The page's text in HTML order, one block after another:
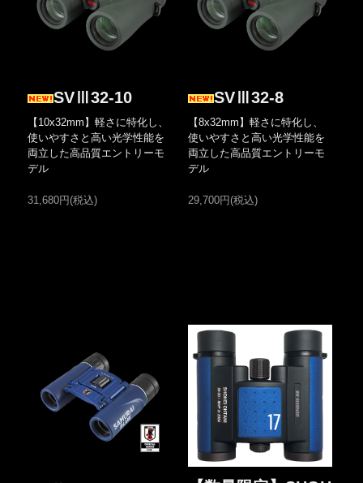
SVⅢ32-10
【10x32mm】軽さに特化し、
使いやすさと高い光学性能を
両立した高品質エントリーモ
デル
31,680円(税込)
SVⅢ32-8
【8x32mm】軽さに特化し、
使いやすさと高い光学性能を
両立した高品質エントリーモ
デル
29,700円(税込)